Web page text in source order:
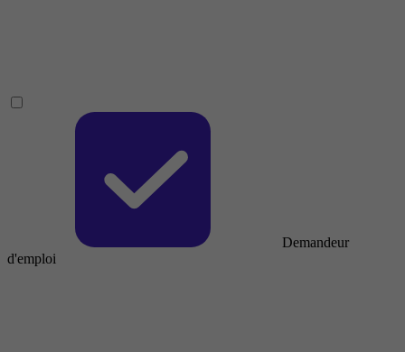
Demandeur
d'emploi